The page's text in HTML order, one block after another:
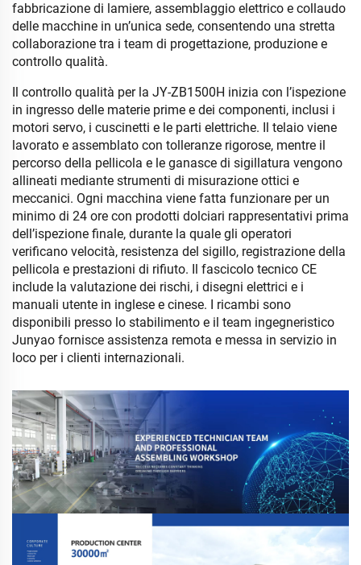
fabbricazione di lamiere, assemblaggio elettrico e collaudo
delle macchine in un’unica sede, consentendo una stretta
collaborazione tra i team di progettazione, produzione e
controllo qualità.
Il controllo qualità per la JY-ZB1500H inizia con l’ispezione
in ingresso delle materie prime e dei componenti, inclusi i
motori servo, i cuscinetti e le parti elettriche. Il telaio viene
lavorato e assemblato con tolleranze rigorose, mentre il
percorso della pellicola e le ganasce di sigillatura vengono
allineati mediante strumenti di misurazione ottici e
meccanici. Ogni macchina viene fatta funzionare per un
minimo di 24 ore con prodotti dolciari rappresentativi prima
dell’ispezione finale, durante la quale gli operatori
verificano velocità, resistenza del sigillo, registrazione della
pellicola e prestazioni di rifiuto. Il fascicolo tecnico CE
include la valutazione dei rischi, i disegni elettrici e i
manuali utente in inglese e cinese. I ricambi sono
disponibili presso lo stabilimento e il team ingegneristico
Junyao fornisce assistenza remota e messa in servizio in
loco per i clienti internazionali.